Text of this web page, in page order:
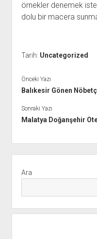
örnekler denemek
dolu bir macera
Tarih: Uncategorized
Önceki Yazı
Balıkesir Gönen
Sonraki Yazı
Malatya Doğanşehir
Menü
Ara